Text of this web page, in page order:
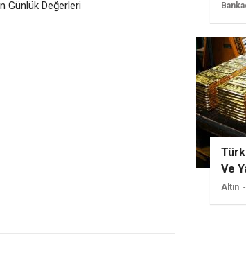
Günlük Değerleri
Ve
Altın